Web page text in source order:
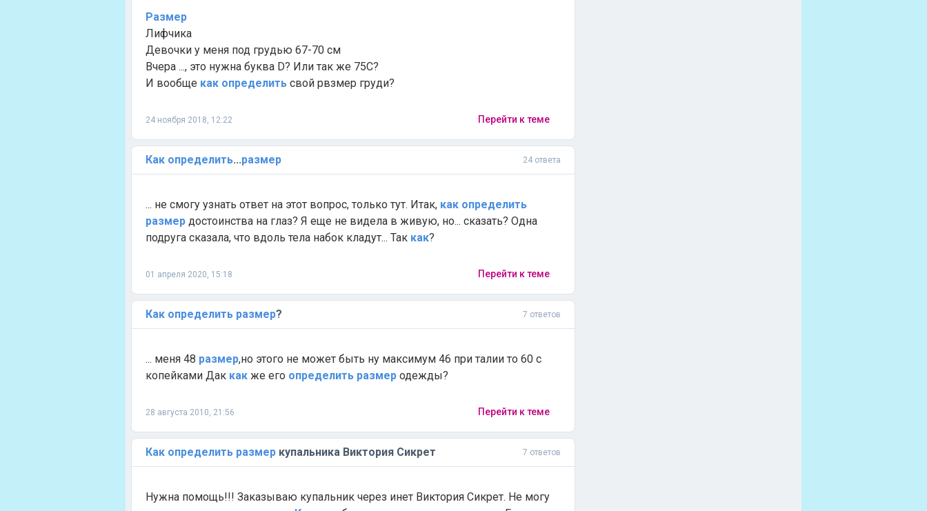
Размер
Лифчика
Девочки у меня под грудью 67-70 см
Вчера ..., это нужна буква D? Или так же 75C?
И вообще как определить свой рвзмер груди?
24 ноября 2018, 12:22 Перейти к теме
Как определить...размер 24 ответа
... не смогу узнать ответ на этот вопрос, только тут. Итак, как определить
размер достоинства на глаз? Я еще не видела в живую, но... сказать? Одна
подруга сказала, что вдоль тела набок кладут... Так как?
01 апреля 2020, 15:18 Перейти к теме
Как определить размер? 7 ответов
... меня 48 размер,но этого не может быть ну максимум 46 при талии то 60 с
копейками Дак как же его определить размер одежды?
28 августа 2010, 21:56 Перейти к теме
Как определить размер купальника Виктория Сикрет 7 ответов
Нужна помощь!!! Заказываю купальник через инет Виктория Сикрет. Не могу